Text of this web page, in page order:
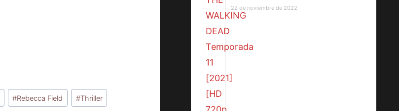
#Rebecca Field #Thriller
22 de noviembre de 2022